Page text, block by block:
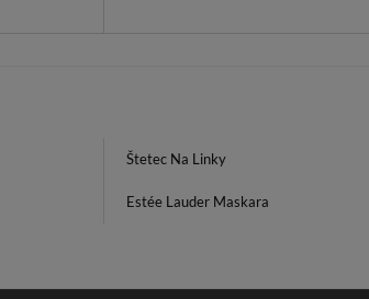
Štetec Na Linky
Estée Lauder Maskara